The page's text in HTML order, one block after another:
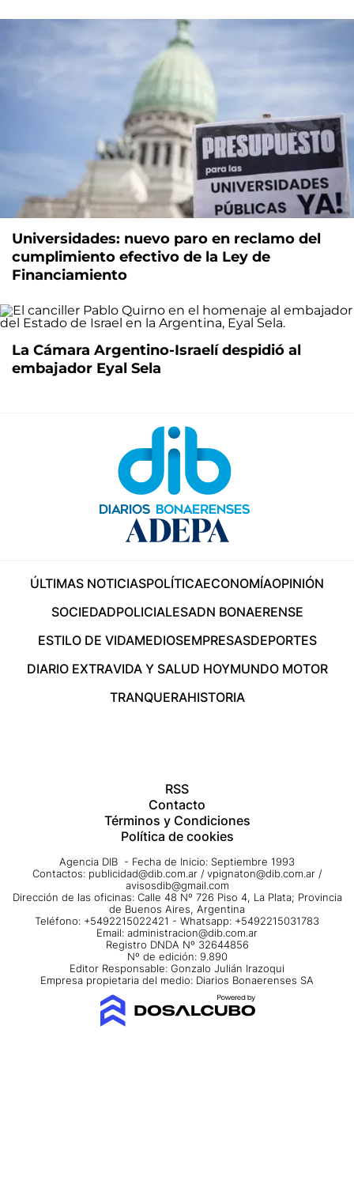
Universidades: nuevo paro en reclamo del
cumplimiento efectivo de la Ley de
Financiamiento
La Cámara Argentino-Israelí despidió al
embajador Eyal Sela
ÚLTIMAS NOTICIASPOLÍTICAECONOMÍAOPINIÓN
SOCIEDADPOLICIALESADN BONAERENSE
ESTILO DE VIDAMEDIOSEMPRESASDEPORTES
DIARIO EXTRAVIDA Y SALUD HOYMUNDO MOTOR
TRANQUERAHISTORIA
RSS
Contacto
Términos y Condiciones
Política de cookies
Agencia DIB - Fecha de Inicio: Septiembre 1993
Contactos: publicidad@dib.com.ar / vpignaton@dib.com.ar /
avisosdib@gmail.com
Dirección de las oficinas: Calle 48 Nº 726 Piso 4, La Plata; Provincia
de Buenos Aires, Argentina
Teléfono: +5492215022421 - Whatsapp: +5492215031783
Email: administracion@dib.com.ar
Registro DNDA Nº 32644856
Nº de edición: 9.890
Editor Responsable: Gonzalo Julián Irazoqui
Empresa propietaria del medio: Diarios Bonaerenses SA